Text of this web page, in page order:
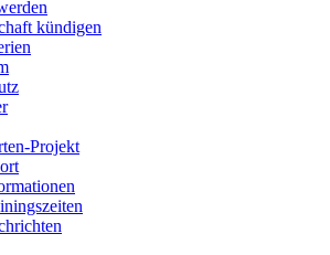
kündigen
Projekt